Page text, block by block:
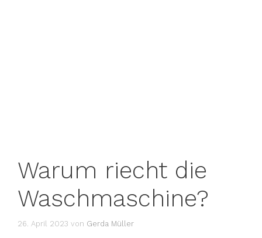
Warum riecht die
Waschmaschine?
26. April 2023 von Gerda Müller